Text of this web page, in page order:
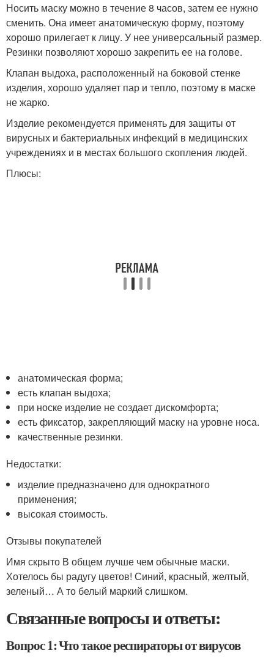
Носить маску можно в течение 8 часов, затем ее нужно
сменить. Она имеет анатомическую форму, поэтому
хорошо прилегает к лицу. У нее универсальный размер.
Резинки позволяют хорошо закрепить ее на голове.
Клапан выдоха, расположенный на боковой стенке
изделия, хорошо удаляет пар и тепло, поэтому в маске
не жарко.
Изделие рекомендуется применять для защиты от
вирусных и бактериальных инфекций в медицинских
учреждениях и в местах большого скопления людей.
Плюсы:
анатомическая форма;
есть клапан выдоха;
при носке изделие не создает дискомфорта;
есть фиксатор, закрепляющий маску на уровне носа.
качественные резинки.
Недостатки:
изделие предназначено для однократного
применения;
высокая стоимость.
Отзывы покупателей
Имя скрыто В общем лучше чем обычные маски.
Хотелось бы радугу цветов! Синий, красный, желтый,
зеленый… А то белый маркий слишком.
Связанные вопросы и ответы:
Вопрос 1: Что такое респираторы от вирусов